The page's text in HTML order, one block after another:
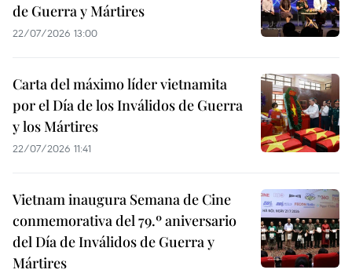
de Guerra y Mártires
22/07/2026 13:00
Carta del máximo líder vietnamita
por el Día de los Inválidos de Guerra
y los Mártires
22/07/2026 11:41
Vietnam inaugura Semana de Cine
conmemorativa del 79.º aniversario
del Día de Inválidos de Guerra y
Mártires